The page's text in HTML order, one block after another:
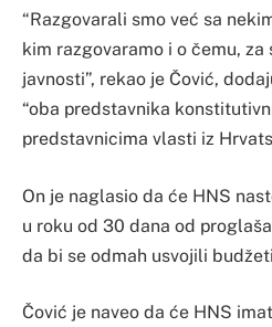
“Razgovarali smo već sa
kim razgovaramo i o čemu,
javnosti”, rekao je Čović,
“oba predstavnika
predstavnicima vlasti iz
On je naglasio da će HNS
u roku od 30 dana od
da bi se odmah usvojili
Čović je naveo da će HNS